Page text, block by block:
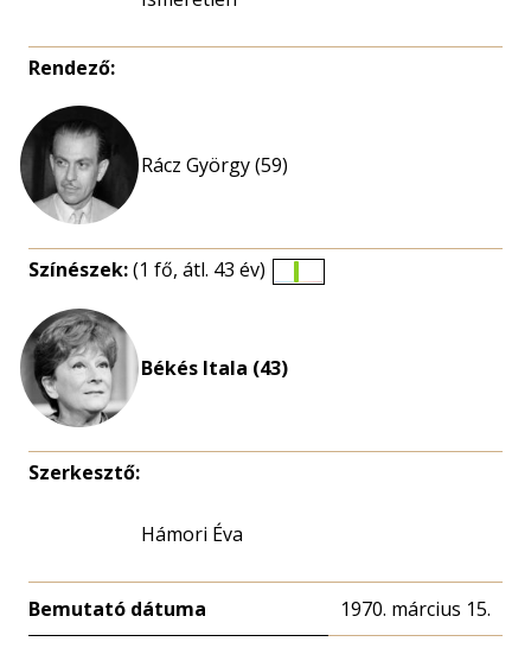
Rendező:
Rácz György (59)
Színészek:(1 fő, átl. 43 év)
Békés Itala (43)
Szerkesztő:
Hámori Éva
Bemutató dátuma 1970. március 15.